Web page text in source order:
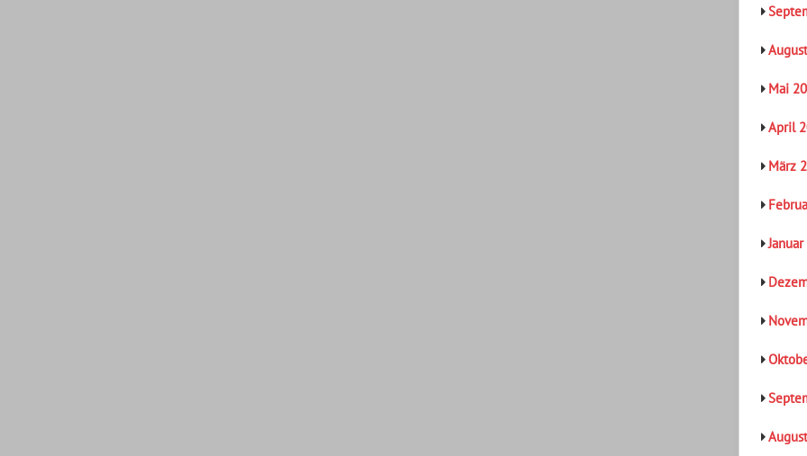
Mai
April
März